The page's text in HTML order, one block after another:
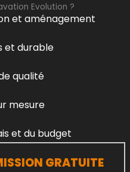
Evolution ?
et aménagement
et durable
qualité
mesure
et du budget
GRATUITE